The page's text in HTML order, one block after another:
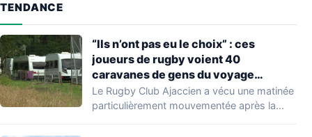
TENDANCE
“Ils n’ont pas eu le choix” : ces
joueurs de rugby voient 40
caravanes de gens du voyage
s’installer dans leur stade, ils les
délogent en moins d’1 heure
Le Rugby Club Ajaccien a vécu une matinée
particulièrement mouvementée après la